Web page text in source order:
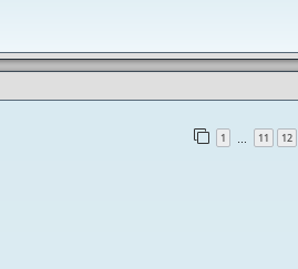
1 11 12